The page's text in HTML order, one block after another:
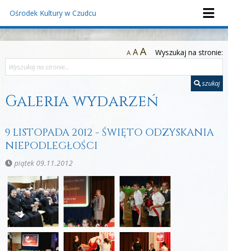
Ośrodek Kultury w Czudcu
A AA Wyszukaj na stronie:
szukaj
Galeria wydarzeń
9 LISTOPADA 2012 - ŚWIĘTO ODZYSKANIA
NIEPODLEGŁOŚCI
piątek 09.11.2012